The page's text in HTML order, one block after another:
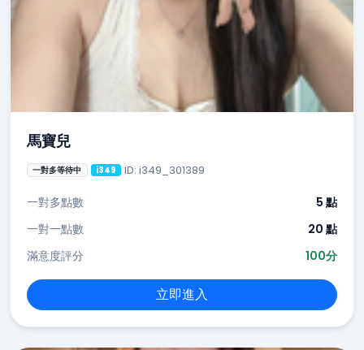
馬寶兒
一對多等待中 i349 ID: i349_301389
一對多點數
5 點
一對一點數
20 點
滿意度評分
100分
立即進入